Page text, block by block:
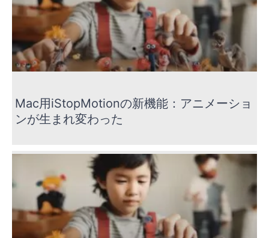
Mac用iStopMotionの新機能：アニメーショ
ンが生まれ変わった